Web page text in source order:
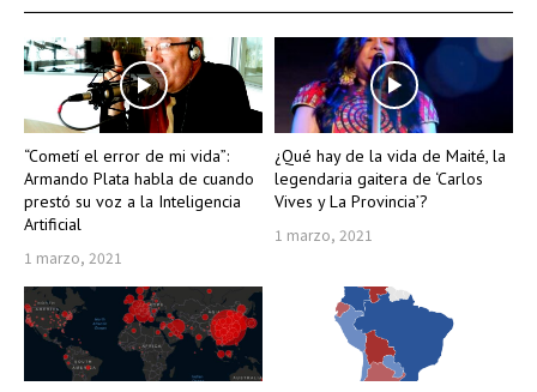
“Cometí el error de mi vida”:
Armando Plata habla de cuando
prestó su voz a la Inteligencia
Artificial
1 marzo, 2021
¿Qué hay de la vida de Maité, la
legendaria gaitera de ‘Carlos
Vives y La Provincia’?
1 marzo, 2021